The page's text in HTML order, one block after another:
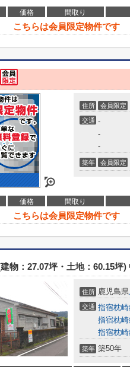
価格 間取り
こちらは会員限定物件です
住所 会員限定
交通 -
-
-
築年 会員限定
価格 間取り
こちらは会員限定物件です
物：27.07坪・土地：60.15坪)
住所 鹿児島県
交通 指宿枕崎
指宿枕崎
指宿枕崎
築年 築50年